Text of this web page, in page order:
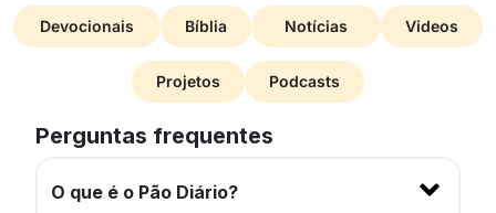
Devocionais Bíblia Notícias Videos
Projetos Podcasts
Perguntas frequentes
O que é o Pão Diário?